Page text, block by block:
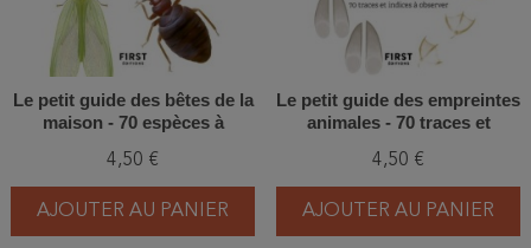
Le petit guide des bêtes de la
maison - 70 espèces à
4,50 €
AJOUTER AU PANIER
Le petit guide des empreintes
animales - 70 traces et
4,50 €
AJOUTER AU PANIER